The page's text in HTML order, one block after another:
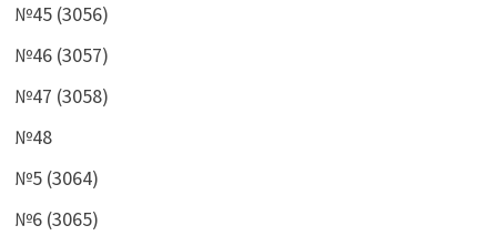
№45 (3056)
№46 (3057)
№47 (3058)
№48
№5 (3064)
№6 (3065)